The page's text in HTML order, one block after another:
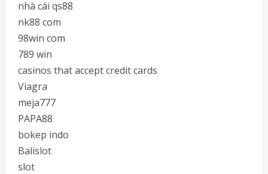
nhà cái qs88
nk88 com
98win com
789 win
casinos that accept credit cards
Viagra
meja777
PAPA88
bokep indo
Balislot
slot